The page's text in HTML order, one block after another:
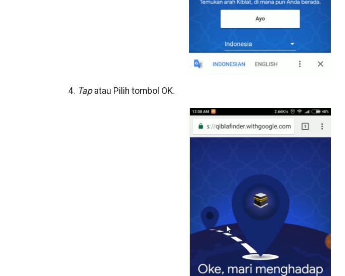
4. Tap atau Pilih tombol OK.